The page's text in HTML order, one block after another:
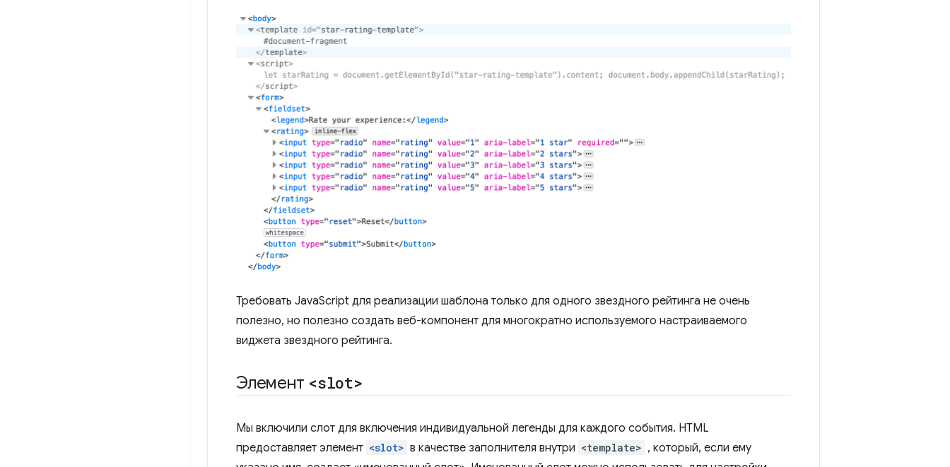
Требовать JavaScript для реализации шаблона только для одного звездного рейтинга не очень
полезно, но полезно создать веб-компонент для многократно используемого настраиваемого
виджета звездного рейтинга.
Элемент <slot>
Мы включили слот для включения индивидуальной легенды для каждого события. HTML
предоставляет элемент <slot> в качестве заполнителя внутри <template> , который, если ему